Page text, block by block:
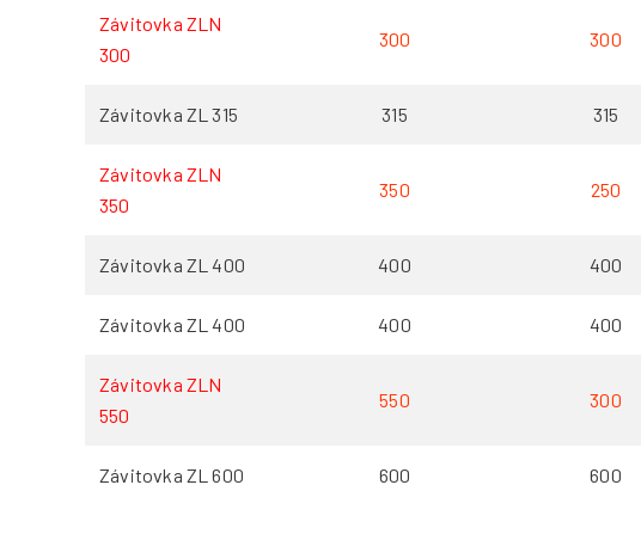
Závitovka ZLN
300
300 300
Závitovka ZL 315 315 315
Závitovka ZLN
350
350 250
Závitovka ZL 400 400 400
Závitovka ZL 400 400 400
Závitovka ZLN
550
550 300
Závitovka ZL 600 600 600